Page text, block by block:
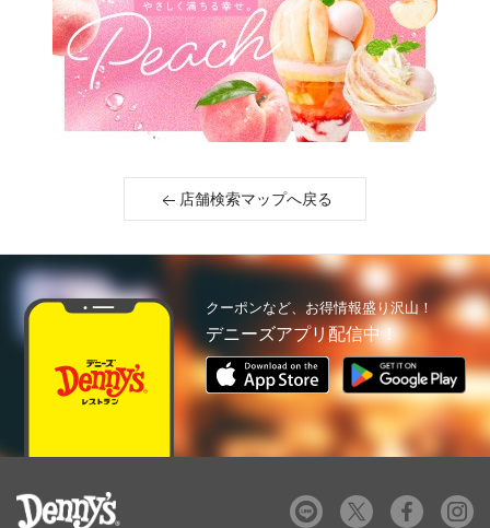
店舗検索マップへ戻る
クーポンなど、お得情報盛り沢山！
デニーズアプリ配信中！